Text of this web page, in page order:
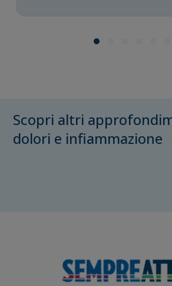
Scopri altri
dolori e infiammazione